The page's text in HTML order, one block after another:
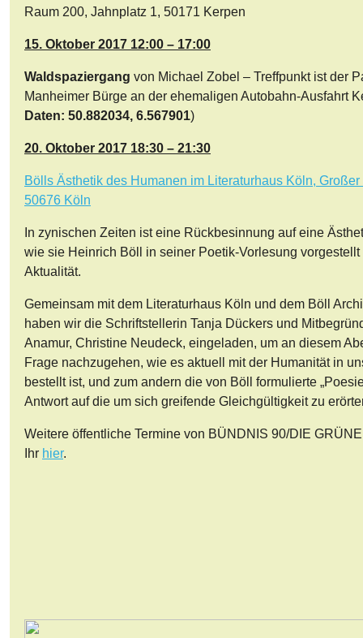
Raum 200, Jahnplatz 1, 50171 Kerpen
15. Oktober 2017 12:00 – 17:00
Waldspaziergang von Michael Zobel – Treffpunkt ist der
Manheimer Bürge an der ehemaligen Autobahn-Ausfahrt
Daten: 50.882034, 6.567901)
20. Oktober 2017 18:30 – 21:30
Bölls Ästhetik des Humanen im Literaturhaus Köln,
50676 Köln
In zynischen Zeiten ist eine Rückbesinnung auf eine
wie sie Heinrich Böll in seiner Poetik-Vorlesung vorgestellt
Aktualität.
Gemeinsam mit dem Literaturhaus Köln und dem Böll
haben wir die Schriftstellerin Tanja Dückers und
Anamur, Christine Neudeck, eingeladen, um an diesem
Frage nachzugehen, wie es aktuell mit der Humanität in
bestellt ist, und zum andern die von Böll formulierte
Antwort auf die um sich greifende Gleichgültigkeit zu
Weitere öffentliche Termine von BÜNDNIS 90/DIE
Ihr hier.